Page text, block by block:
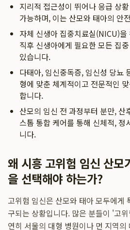
지리적 접근성이 뛰어나 응급 상
가능하며, 이는 산모와 태아의 안
자체 신생아 집중치료실(NICU)
직후 신생아에게 필요한 모든 집
있습니다.
다태아, 임신중독증, 임신성 당뇨
형에 맞춘 체계적이고 전문적인
합니다.
산모의 임신 전 과정부터 분만, 산
스톱 통합 케어를 통해 신체적, 정
니다.
왜 시흥 고위험 임신 산모
을 선택해야 하는가?
고위험 임신은 산모와 태아 모두에게
구되는 상황입니다. 많은 분들이 '고
연히 서울의 대형 병원이나 먼 지역